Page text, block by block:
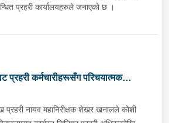
प्रहरी कार्यालयहरुले जनाएको छ ।
प्रहरी कर्मचारीहरूसँग परिचयात्मक
प्रहरी नायव महानिरीक्षक शेखर खनालले कोशी